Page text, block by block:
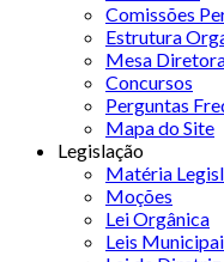
Comissões
Estrutura
Mesa
Concursos
Perguntas
Mapa do Site
Legislação
Matéria
Moções
Lei Orgânica
Leis